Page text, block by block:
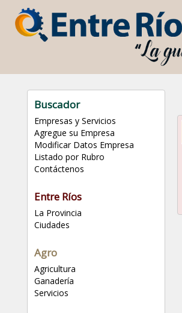
Buscador
Empresas y Servicios
Agregue su Empresa
Modificar Datos Empresa
Listado por Rubro
Contáctenos
Entre Ríos
La Provincia
Ciudades
Agro
Agricultura
Ganadería
Servicios